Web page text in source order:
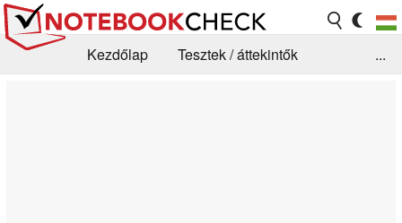
Kezdőlap
Tesztek / áttekintők
...